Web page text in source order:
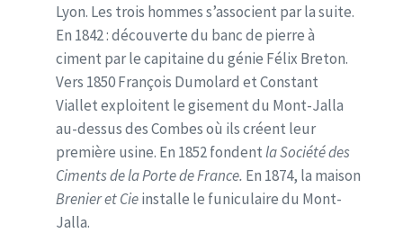
Lyon. Les trois hommes s’associent par la suite.
En 1842 : découverte du banc de pierre à
ciment par le capitaine du génie Félix Breton.
Vers 1850 François Dumolard et Constant
Viallet exploitent le gisement du Mont-Jalla
au-dessus des Combes où ils créent leur
première usine. En 1852 fondentla Société des
Ciments de la Porte de France. En 1874, la maison
Brenier et Cieinstalle le funiculaire du Mont-
Jalla.